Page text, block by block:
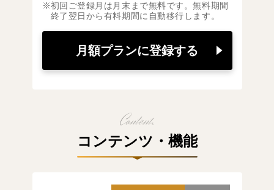
初回ご登録月は月末まで無料です。無料期間
終了翌日から有料期間に自動移行します。
月額プランに登録する
コンテンツ・機能